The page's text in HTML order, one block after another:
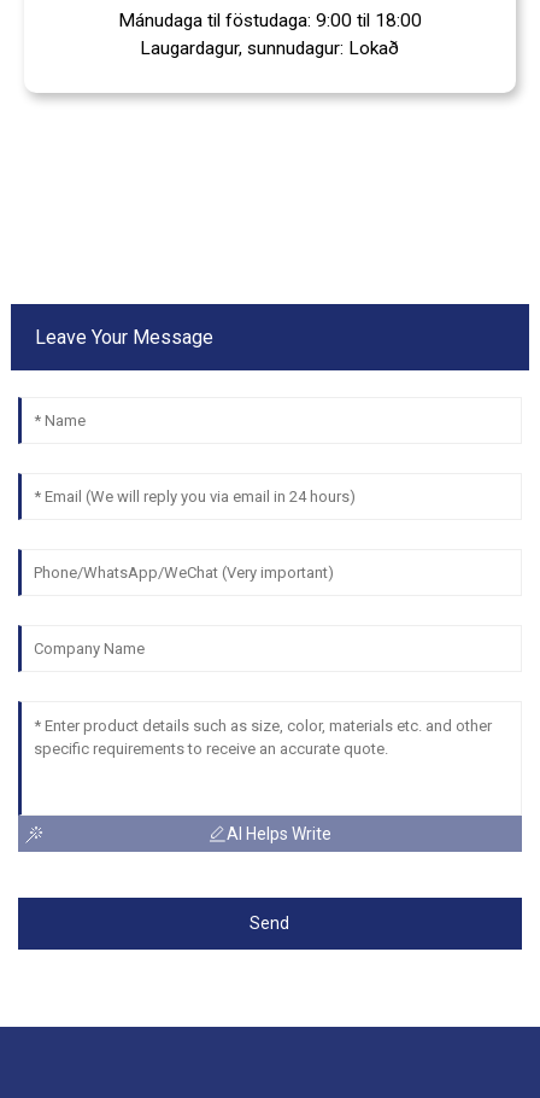
Mánudaga til föstudaga: 9:00 til 18:00
Laugardagur, sunnudagur: Lokað
Leave Your Message
AI Helps Write
Send